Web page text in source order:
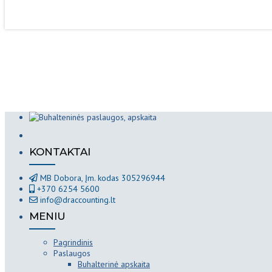
KONTAKTAI
MB Dobora, Įm. kodas 305296944
+370 6254 5600
info@draccounting.lt
MENIU
Pagrindinis
Paslaugos
Buhalterinė apskaita